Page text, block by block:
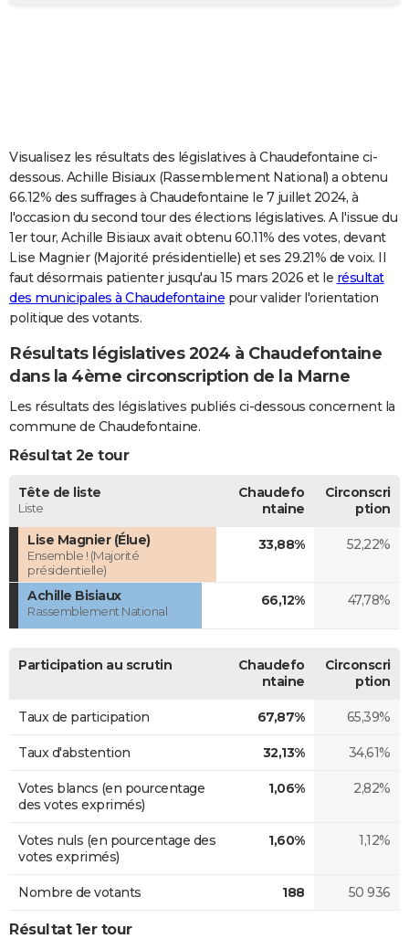
Carte de Noël
Carte Bonne année
Carte Saint-Valentin
Carte Pâques
Carte d'anniversaire
DICTIONNAIRE
Dictionnaire
Biographies
Citations
Expressions
Proverbes
COPAINS D'AVANT
S'inscrire
Se connecter
Lycées
Collèges
Primaires
Universités
Entreprises
Service militaire
Avis de recherche
AVIS DE DÉCÈS
FORUM
Bricolage
Lifestyle
Culture
Sport
Auto
Television
Voyage
Cinema
Visualisez les résultats des législatives à Chaudefontaine ci-
dessous. Achille Bisiaux (Rassemblement National) a obtenu
66.12% des suffrages à Chaudefontaine le 7 juillet 2024, à
l'occasion du second tour des élections législatives. A l'issue du
1er tour, Achille Bisiaux avait obtenu 60.11% des votes, devant
Lise Magnier (Majorité présidentielle) et ses 29.21% de voix. Il
faut désormais patienter jusqu'au 15 mars 2026 et le résultat
des municipales à Chaudefontaine pour valider l'orientation
politique des votants.
Résultats législatives 2024 à Chaudefontaine
dans la 4ème circonscription de la Marne
Les résultats des législatives publiés ci-dessous concernent la
commune de Chaudefontaine.
Résultat 2e tour
Tête de liste
Liste
Chaudefo
ntaine
Circonscri
ption
Lise Magnier (Élue)
Ensemble ! (Majorité
présidentielle)
33,88% 52,22%
Achille Bisiaux
Rassemblement National
66,12% 47,78%
Participation au scrutin
Chaudefo
ntaine
Circonscri
ption
Taux de participation 67,87% 65,39%
Taux d'abstention 32,13% 34,61%
Votes blancs (en pourcentage
des votes exprimés)
1,06% 2,82%
Votes nuls (en pourcentage des
votes exprimés)
1,60% 1,12%
Nombre de votants 188 50 936
Résultat 1er tour